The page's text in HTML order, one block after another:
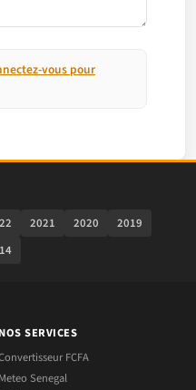
vous pour
2021 2020
2019
NOS SERVICES
FCFA
Meteo Senegal